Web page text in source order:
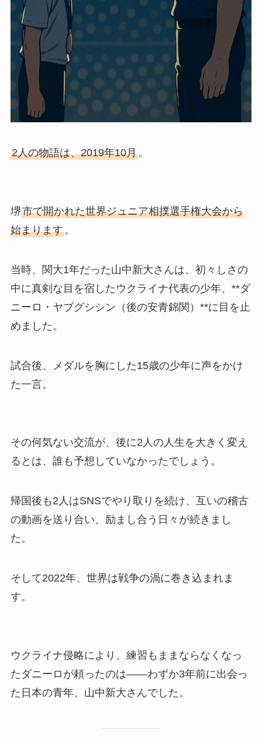
2人の物語は、2019年10月。
堺市で開かれた世界ジュニア相撲選手権大会から
始まります。
当時、関大1年だった山中新大さんは、初々しさの
中に真剣な目を宿したウクライナ代表の少年、**ダ
ニーロ・ヤブグシシン（後の安青錦関）**に目を止
めました。
試合後、メダルを胸にした15歳の少年に声をかけ
た一言。
その何気ない交流が、後に2人の人生を大きく変え
るとは、誰も予想していなかったでしょう。
帰国後も2人はSNSでやり取りを続け、互いの稽古
の動画を送り合い、励まし合う日々が続きまし
た。
そして2022年、世界は戦争の渦に巻き込まれま
す。
ウクライナ侵略により、練習もままならなくなっ
たダニーロが頼ったのは――わずか3年前に出会っ
た日本の青年、山中新大さんでした。